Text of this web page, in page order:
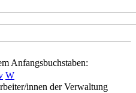
Anfangsbuchstaben:
W
innen der Verwaltung